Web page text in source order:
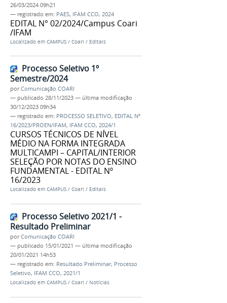
26/03/2024 09h21
— registrado em: PAES, IFAM CCO, 2024
EDITAL N° 02/2024/Campus Coari
/IFAM
Localizado em CAMPUS / Coari / Editais
Processo Seletivo 1º
Semestre/2024
porComunicação COARI
— publicado 28/11/2023 — última modificação
30/12/2023 09h34
— registrado em: PROCESSO SELETIVO, EDITAL Nº
16/2023/PROEN/IFAM, IFAM CCO, 2024/1
CURSOS TÉCNICOS DE NÍVEL
MÉDIO NA FORMA INTEGRADA
MULTICAMPI – CAPITAL/INTERIOR
SELEÇÃO POR NOTAS DO ENSINO
FUNDAMENTAL - EDITAL Nº
16/2023
Localizado em CAMPUS / Coari / Editais
Processo Seletivo 2021/1 -
Resultado Preliminar
porComunicação COARI
— publicado 15/01/2021 — última modificação
20/01/2021 14h53
— registrado em: Resultado Preliminar, Processo
Seletivo, IFAM CCO, 2021/1
Localizado em CAMPUS / Coari / Notícias